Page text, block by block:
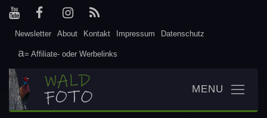
Newsletter About Kontakt Impressum Datenschutz
= Affiliate- oder Werbelinks